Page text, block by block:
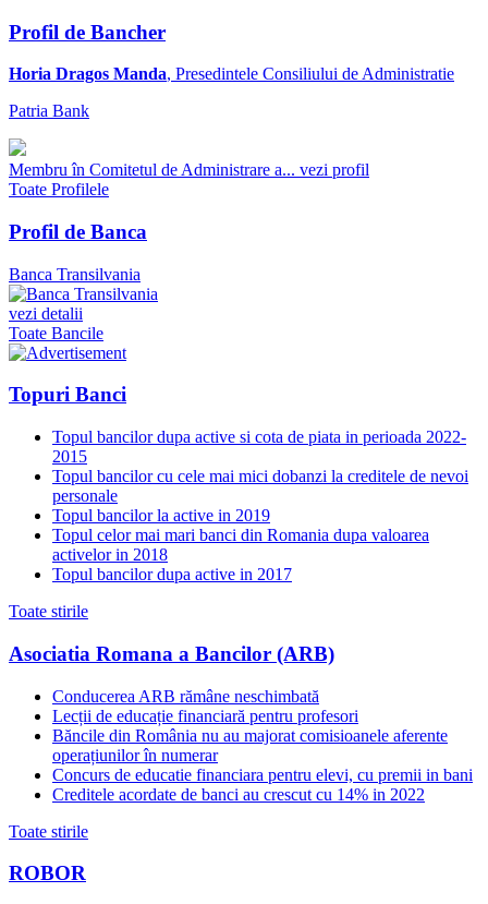
Profil de Bancher
Horia Dragos Manda, Presedintele Consiliului de Administratie
Patria Bank
Membru în Comitetul de Administrare a... vezi profil
Toate Profilele
Profil de Banca
Banca Transilvania
vezi detalii
Toate Bancile
Topuri Banci
Topul bancilor dupa active si cota de piata in perioada 2022-
2015
Topul bancilor cu cele mai mici dobanzi la creditele de nevoi
personale
Topul bancilor la active in 2019
Topul celor mai mari banci din Romania dupa valoarea
activelor in 2018
Topul bancilor dupa active in 2017
Toate stirile
Asociatia Romana a Bancilor (ARB)
Conducerea ARB rămâne neschimbată
Lecții de educație financiară pentru profesori
Băncile din România nu au majorat comisioanele aferente
operațiunilor în numerar
Concurs de educatie financiara pentru elevi, cu premii in bani
Creditele acordate de banci au crescut cu 14% in 2022
Toate stirile
ROBOR